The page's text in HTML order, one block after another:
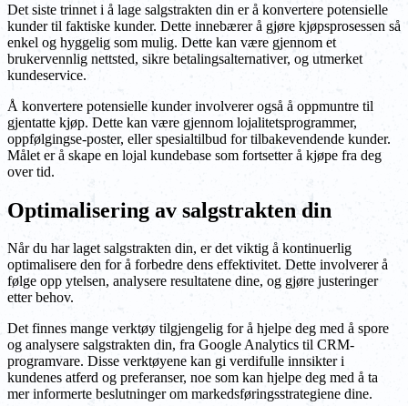
Det siste trinnet i å lage salgstrakten din er å konvertere potensielle
kunder til faktiske kunder. Dette innebærer å gjøre kjøpsprosessen så
enkel og hyggelig som mulig. Dette kan være gjennom et
brukervennlig nettsted, sikre betalingsalternativer, og utmerket
kundeservice.
Å konvertere potensielle kunder involverer også å oppmuntre til
gjentatte kjøp. Dette kan være gjennom lojalitetsprogrammer,
oppfølgingse-poster, eller spesialtilbud for tilbakevendende kunder.
Målet er å skape en lojal kundebase som fortsetter å kjøpe fra deg
over tid.
Optimalisering av salgstrakten din
Når du har laget salgstrakten din, er det viktig å kontinuerlig
optimalisere den for å forbedre dens effektivitet. Dette involverer å
følge opp ytelsen, analysere resultatene dine, og gjøre justeringer
etter behov.
Det finnes mange verktøy tilgjengelig for å hjelpe deg med å spore
og analysere salgstrakten din, fra Google Analytics til CRM-
programvare. Disse verktøyene kan gi verdifulle innsikter i
kundenes atferd og preferanser, noe som kan hjelpe deg med å ta
mer informerte beslutninger om markedsføringsstrategiene dine.